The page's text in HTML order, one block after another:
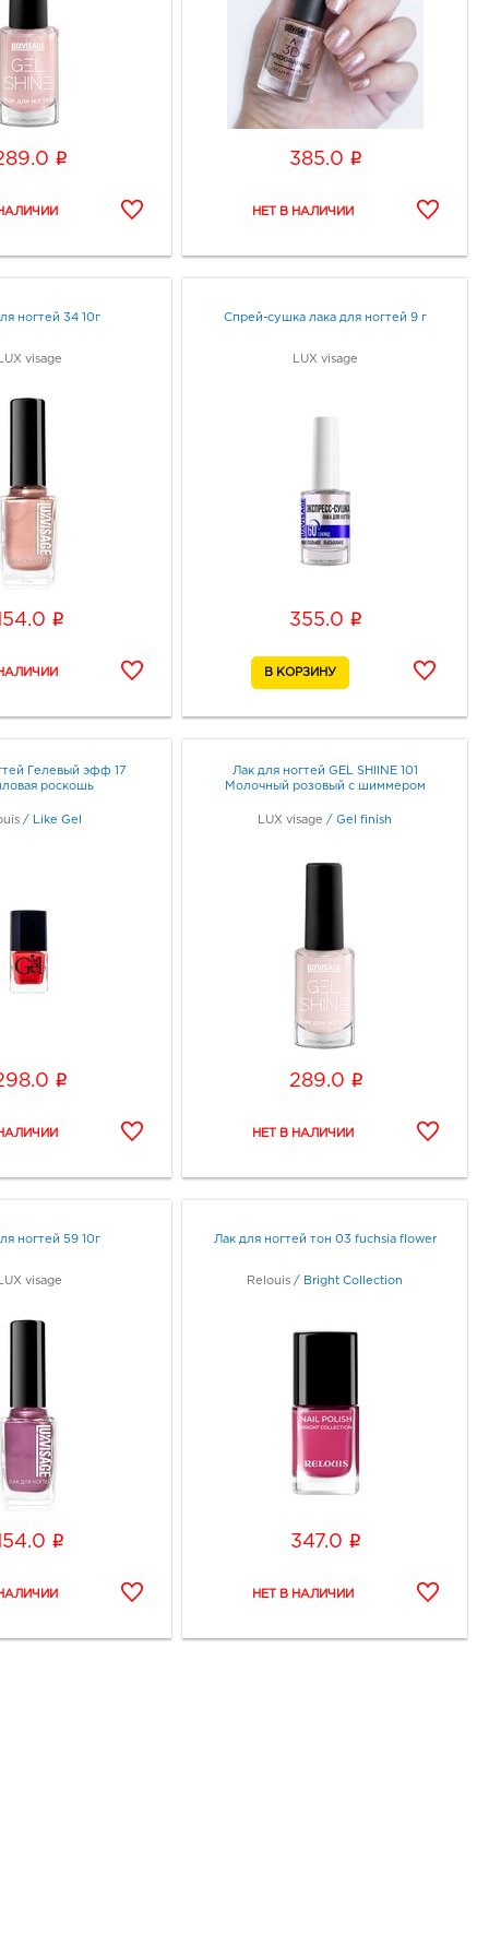
i 385.0 i
ногтей 34 10г
visage
i
Спрей-сушка лака для ногтей 9 г
LUX visage
355.0 i
Гелевый эфф 17
роскошь
/ Like Gel
i
Лак для ногтей GEL SHIINE 101
Молочный розовый с шиммером
LUX visage / Gel finish
289.0 i
ногтей 59 10г
visage
i
Лак для ногтей тон 03 fuchsia flower
Relouis / Bright Collection
347.0 i